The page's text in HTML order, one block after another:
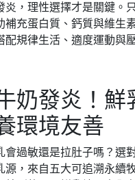
炎，理性選擇才是關鍵。
補充蛋白質、鈣質與維生
配規律生活、適度運動與
奶發炎！
環境友善
會過敏還是拉肚子嗎？選
源，來自五大可追溯永續